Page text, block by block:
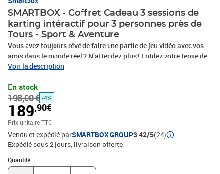
SMARTBOX - Coffret Cadeau 3 sessions de
karting intéractif pour 3 personnes près de
Tours - Sport & Aventure
Vous avez toujours rêvé de faire une partie de jeu vidéo avec vos
amis dans le monde réel ? N’attendez plus ! Enfilez votre tenue de
pilote, mettez-vous dans la peau d'un personnage et affrontez vos
près de Tours, Battle Kart vous propose de plonger dans un univers
fantastique et totalement immersif grâce à un circuit sur mesure,
des décors stupéfiants et une ambiance digne d'un jeu vidéo.
Relevez le défi et attrapez votre volant : plaisir et rigolade assurés
!3 sessions de karting intéractif pour 3 personnes près de Tours
Voir la description
En stock
198,00 € -4%
189,90€
Prix unitaire TTC
Vendu et expédié parSMARTBOX GROUP3.42/5(24)
Expédié sous 2 jours livraison offerte
Quantité
Quantité : 1